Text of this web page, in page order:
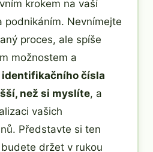
krokem na vaší
podnikáním. Nevnímejte
proces, ale spíše
možnostem a
identifikačního čísla
než si myslíte, a
vašich
Představte si ten
držet v rukou